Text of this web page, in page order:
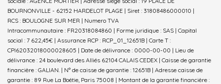
BOURNONVILLE - 62152 HARDELOT PLAGE | Siret : 31808486000010 |
RCS : BOULOGNE SUR MER | Numero TVA
Intracommunautaire : FR20318084860 | Forme juridique : SAS | Capital
social : 7 622,45€ | Assurance RCP : RCP_01_12651B | Carte T :
CPI62032018000028605 | Date de délivrance : 0000-00-00 | Lieu de
délivrance : 24 boulevard des Alliés 62104 CALAIS CEDEX | Caisse de garantie
financière : GALIAN. | N° de caisse de garantie : 12651B | Adresse caisse de
garantie : 89 Rue La Boétie, Paris 75008 | Montant de la garantie financière :